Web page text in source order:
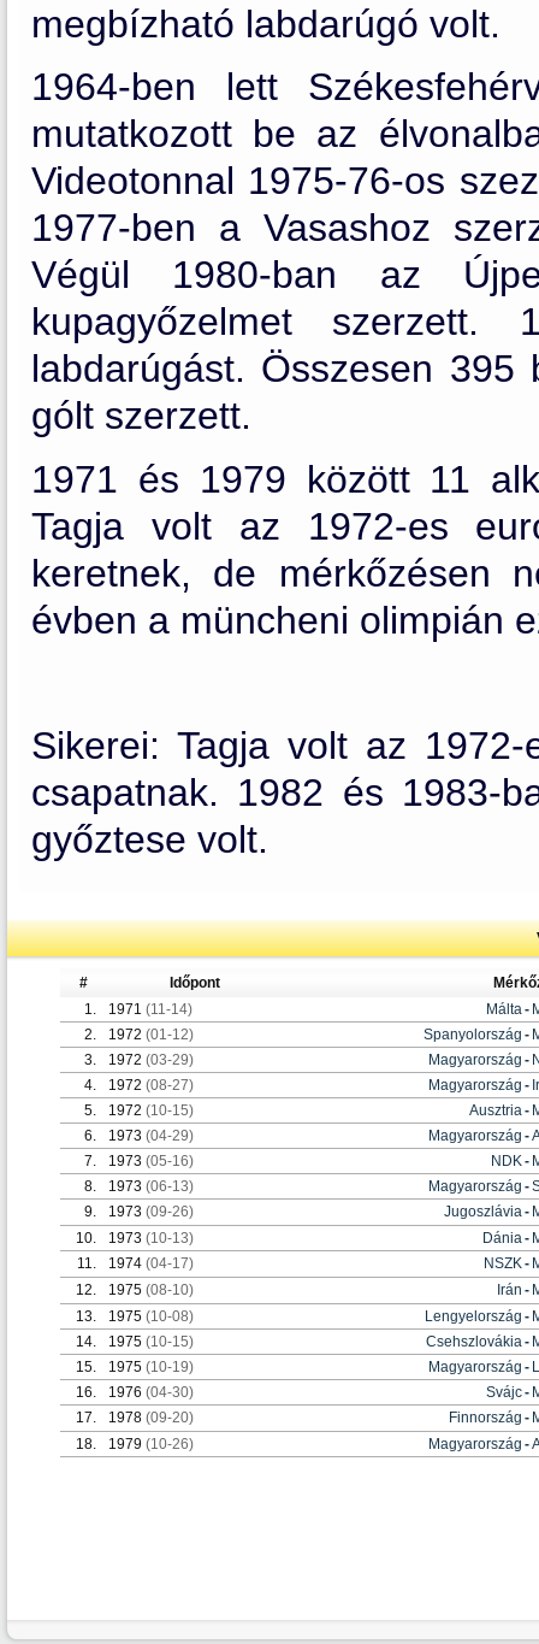
megbízható labdarúgó volt.
1964-ben lett
mutatkozott be az
Videotonnal 1975-76-os
1977-ben a Vasashoz
Végül 1980-ban az
kupagyőzelmet
labdarúgást. Összesen
gólt szerzett.
1971 és 1979 között 11
Tagja volt az 1972-es
keretnek, de mérkőzésen
évben a müncheni olimpián
Sikerei: Tagja volt az
csapatnak. 1982 és 1983-
győztese volt.
# Időpont
1.
1971 (11-14) Málta -
2.
1972 (01-12) Spanyolország -
3.
1972 (03-29) Magyarország -
4.
1972 (08-27) Magyarország -
5.
1972 (10-15) Ausztria -
6.
1973 (04-29) Magyarország -
7.
1973 (05-16) NDK -
8.
1973 (06-13) Magyarország -
9.
1973 (09-26) Jugoszlávia -
10.
1973 (10-13) Dánia -
11.
1974 (04-17) NSZK -
12.
1975 (08-10) Irán -
13.
1975 (10-08) Lengyelország -
14.
1975 (10-15) Csehszlovákia -
15.
1975 (10-19) Magyarország -
16.
1976 (04-30) Svájc-
17.
1978 (09-20) Finnország -
18.
1979 (10-26) Magyarország -